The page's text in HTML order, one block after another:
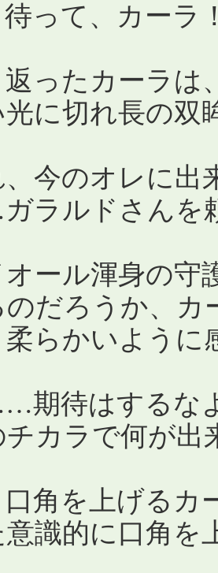
って、カーラ
ったカーラは
に切れ長の双
、今のオレに
ラルドさん
ール渾身の守
だろうか、カ
らかいように
期待はするな
チカラで何が
角を上げるカ
意識的に口角を